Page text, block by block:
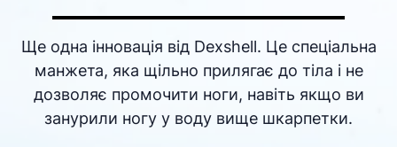
Ще одна інновація від Dexshell. Це спеціальна
манжета, яка щільно прилягає до тіла і не
дозволяє промочити ноги, навіть якщо ви
занурили ногу у воду вище шкарпетки.